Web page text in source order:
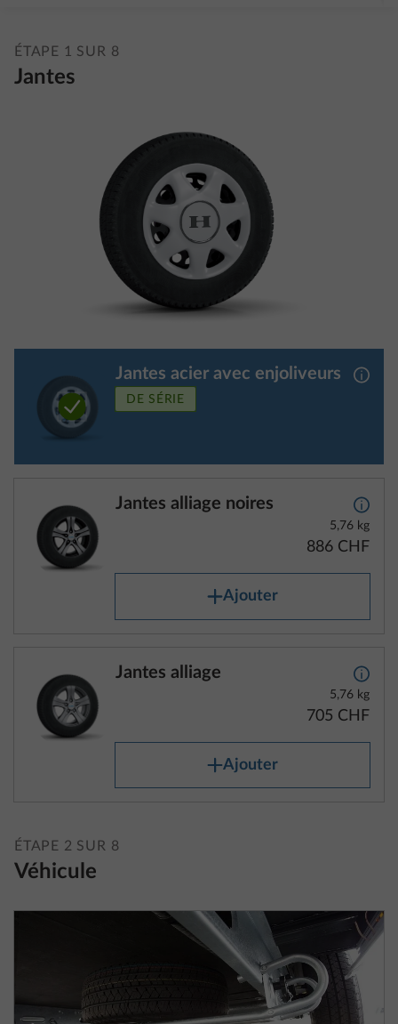
ÉTAPE 1 SUR 8
Jantes
Jantes acier avec enjoliveurs Plus
DE SÉRIE
Jantes alliage noires Plus
5,76 kg
886 CHF
Ajouter
Jantes alliage Plus
5,76 kg
705 CHF
Ajouter
ÉTAPE 2 SUR 8
Véhicule